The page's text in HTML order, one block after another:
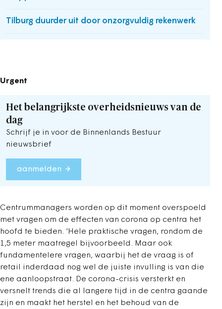
Tilburg duurder uit door onzorgvuldig rekenwerk
Urgent
Het belangrijkste overheidsnieuws van de
dag
Schrijf je in voor de Binnenlands Bestuur
nieuwsbrief
aanmelden
Centrummanagers worden op dit moment overspoeld
met vragen om de effecten van corona op centra het
hoofd te bieden. ‘Hele praktische vragen, rondom de
1,5 meter maatregel bijvoorbeeld. Maar ook
fundamentelere vragen, waarbij het de vraag is of
retail inderdaad nog wel de juiste invulling is van die
ene aanloopstraat. De corona-crisis versterkt en
versnelt trends die al langere tijd in de centra gaande
zijn en maakt het herstel en het behoud van de